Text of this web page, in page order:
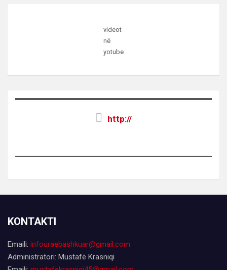
videot
në
yotube
http://
KONTAKTI
Emaili: infouraebashkuar@gmail.com
Administratori: Mustafë Krasniqi